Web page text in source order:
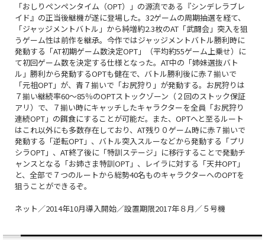
「おしりペンペンタイム（OPT）」の源流である『シンデレラブレ
イド』の正当後継機が遂に登場した。32ゲームの周期抽選を経て、
「ジャッジメントバトル」から純増約2.3枚のAT「武闘会」突入を狙
うゲーム性は前作を継承。今作ではジャッジメントバトル勝利時に
発動する「AT初期ゲーム数決定OPT」（平均約55ゲーム上乗せ）に
て初回ゲーム数を決定する仕様となった。AT中の「姉妹選抜バト
ル」勝利から発動するOPTも健在で、バトル勝利後に赤７揃いで
「元祖OPT」が、青７揃いで「お尻狩り」が発動する。お尻狩りは
７揃い継続率60～85％のOPTストックゾーン（２回のストック保証
アリ）で、７揃い時にキャッチしたキャラクターを全員「お尻狩り
連続OPT」の餌食にすることが可能だ。また、OPTへと至るルート
はこれ以外にも多数存在しており、AT残り０ゲーム時に赤７揃いで
発動する「逆転OPT」、バトル突入スルーなどから発動する「プリ
シラOPT」、AT終了後に「特訓ステージ」に移行することで発動チ
ャンスとなる「お姉さま特訓OPT」、レイラに対する「天井OPT」
と、全部で７つのルートから総勢40名ものキャラクターへのOPTを
狙うことができるぞ。
ネット／2014年10月導入開始／設置期限2017年８月／５号機